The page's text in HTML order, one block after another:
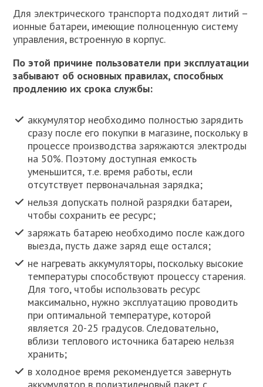
Для электрического транспорта подходят литий –
ионные батареи, имеющие полноценную систему
управления, встроенную в корпус.
По этой причине пользователи при эксплуатации
забывают об основных правилах, способных
продлению их срока службы:
аккумулятор необходимо полностью зарядить
сразу после его покупки в магазине, поскольку в
процессе производства заряжаются электроды
на 50%. Поэтому доступная емкость
уменьшится, т.е. время работы, если
отсутствует первоначальная зарядка;
нельзя допускать полной разрядки батареи,
чтобы сохранить ее ресурс;
заряжать батарею необходимо после каждого
выезда, пусть даже заряд еще остался;
не нагревать аккумуляторы, поскольку высокие
температуры способствуют процессу старения.
Для того, чтобы использовать ресурс
максимально, нужно эксплуатацию проводить
при оптимальной температуре, которой
является 20-25 градусов. Следовательно,
вблизи теплового источника батарею нельзя
хранить;
в холодное время рекомендуется завернуть
аккумулятор в полиэтиленовый пакет с